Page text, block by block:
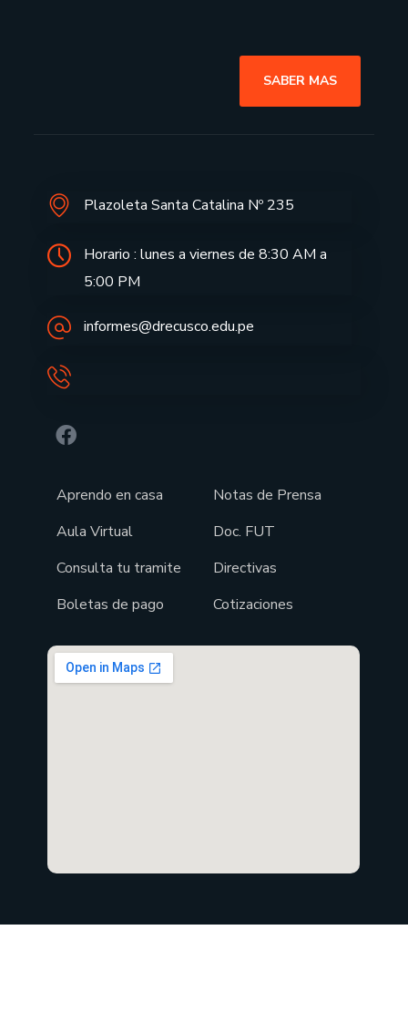
SABER MAS
Plazoleta Santa Catalina Nº 235
Horario : lunes a viernes de 8:30 AM a
5:00 PM
informes@drecusco.edu.pe
Aprendo en casa
Aula Virtual
Consulta tu tramite
Boletas de pago
Notas de Prensa
Doc. FUT
Directivas
Cotizaciones